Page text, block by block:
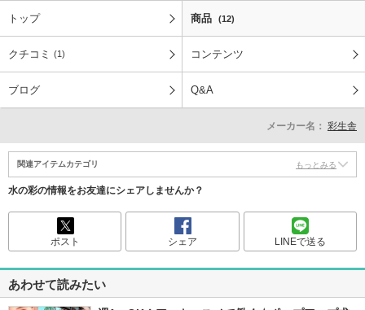
トップ 商品 (12)
クチコミ (1) コンテンツ
ブログ Q&A
メーカー名： 彩生舎
関連アイテムカテゴリ もっとみる
水の彩の情報をお友達にシェアしませんか？
ポスト シェア LINEで送る
あわせて読みたい